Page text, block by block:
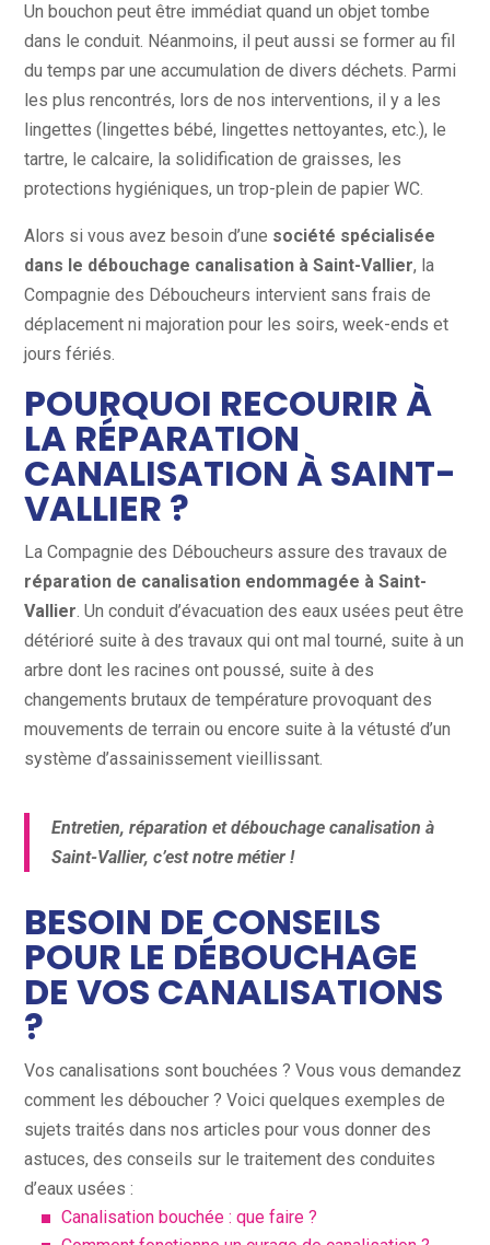
Un bouchon peut être immédiat quand un objet tombe
dans le conduit. Néanmoins, il peut aussi se former au fil
du temps par une accumulation de divers déchets. Parmi
les plus rencontrés, lors de nos interventions, il y a les
lingettes (lingettes bébé, lingettes nettoyantes, etc.), le
tartre, le calcaire, la solidification de graisses, les
protections hygiéniques, un trop-plein de papier WC.
Alors si vous avez besoin d’une société spécialisée
dans le débouchage canalisation à Saint-Vallier, la
Compagnie des Déboucheurs intervient sans frais de
déplacement ni majoration pour les soirs, week-ends et
jours fériés.
POURQUOI RECOURIR À
LA RÉPARATION
CANALISATION À SAINT-
VALLIER ?
La Compagnie des Déboucheurs assure des travaux de
réparation de canalisation endommagée à Saint-
Vallier. Un conduit d’évacuation des eaux usées peut être
détérioré suite à des travaux qui ont mal tourné, suite à un
arbre dont les racines ont poussé, suite à des
changements brutaux de température provoquant des
mouvements de terrain ou encore suite à la vétusté d’un
système d’assainissement vieillissant.
Entretien, réparation et débouchage canalisation à
Saint-Vallier, c’est notre métier !
BESOIN DE CONSEILS
POUR LE DÉBOUCHAGE
DE VOS CANALISATIONS
?
Vos canalisations sont bouchées ? Vous vous demandez
comment les déboucher ? Voici quelques exemples de
sujets traités dans nos articles pour vous donner des
astuces, des conseils sur le traitement des conduites
d’eaux usées :
Canalisation bouchée : que faire ?